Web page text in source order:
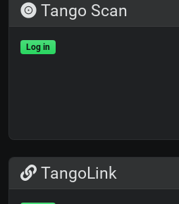
Tango Scan
Log in
TangoLink